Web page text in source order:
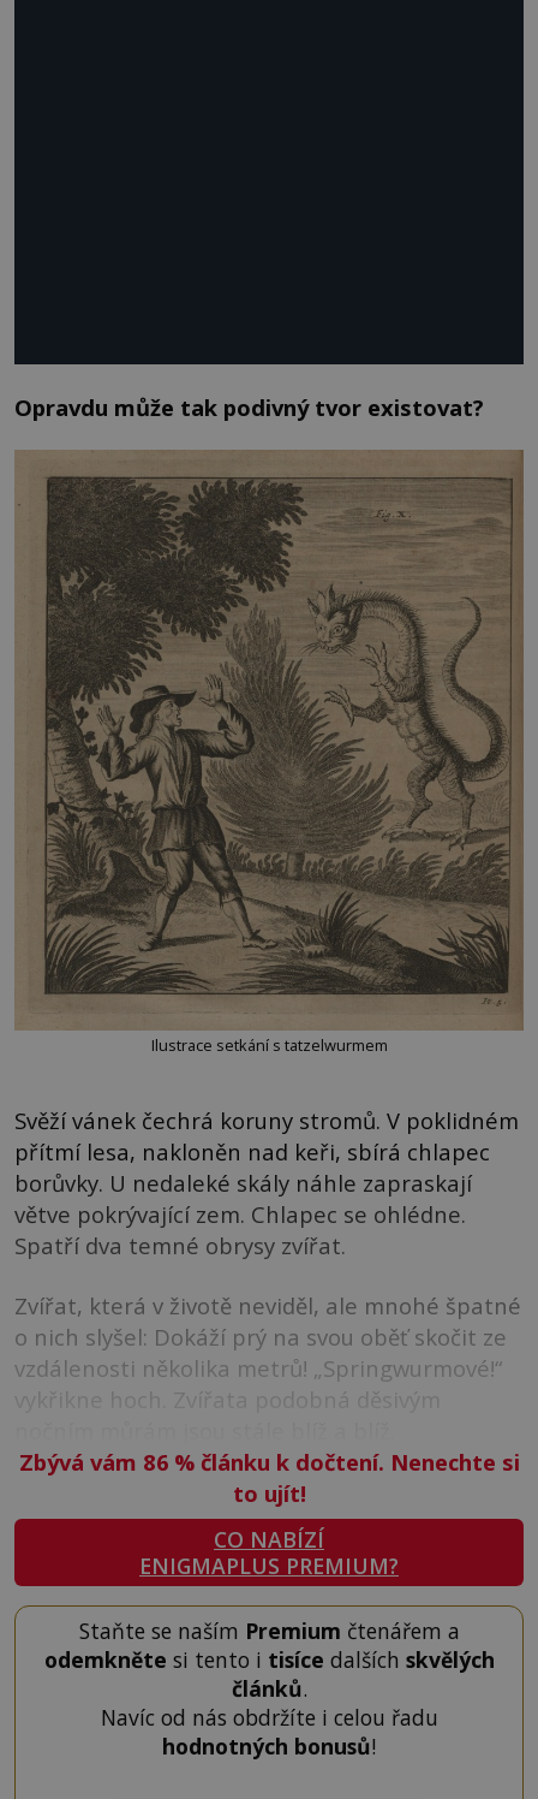
Opravdu může tak podivný tvor existovat?
Ilustrace setkání s tatzelwurmem
Svěží vánek čechrá koruny stromů. V poklidném
přítmí lesa, nakloněn nad keři, sbírá chlapec
borůvky. U nedaleké skály náhle zapraskají
větve pokrývající zem. Chlapec se ohlédne.
Spatří dva temné obrysy zvířat.
Zvířat, která v životě neviděl, ale mnohé špatné
o nich slyšel: Dokáží prý na svou oběť skočit ze
vzdálenosti několika metrů! „Springwurmové!“
vykřikne hoch. Zvířata podobná děsivým
Zbývá vám 86 %článku k dočtení. Nenechte si
to ujít!
CO NABÍZÍ
ENIGMAPLUS PREMIUM?
Staňte se naším Premium čtenářem a
odemkněte si tento i tisíce dalších skvělých
článků.
Navíc od nás obdržíte i celou řadu
hodnotných bonusů!